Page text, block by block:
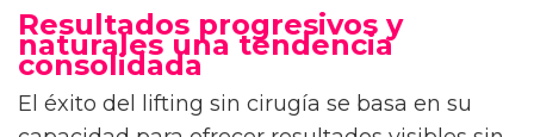
Resultados progresivos y
naturales una tendencia
consolidada
El éxito del lifting sin cirugía se basa en su